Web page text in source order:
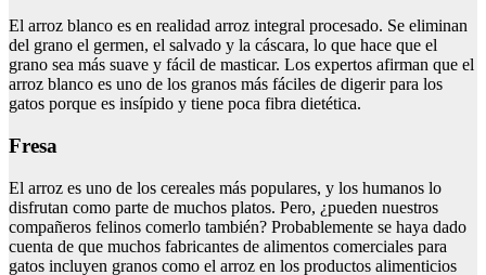
El arroz blanco es en realidad arroz integral procesado. Se eliminan
del grano el germen, el salvado y la cáscara, lo que hace que el
grano sea más suave y fácil de masticar. Los expertos afirman que el
arroz blanco es uno de los granos más fáciles de digerir para los
gatos porque es insípido y tiene poca fibra dietética.
Fresa
El arroz es uno de los cereales más populares, y los humanos lo
disfrutan como parte de muchos platos. Pero, ¿pueden nuestros
compañeros felinos comerlo también? Probablemente se haya dado
cuenta de que muchos fabricantes de alimentos comerciales para
gatos incluyen granos como el arroz en los productos alimenticios